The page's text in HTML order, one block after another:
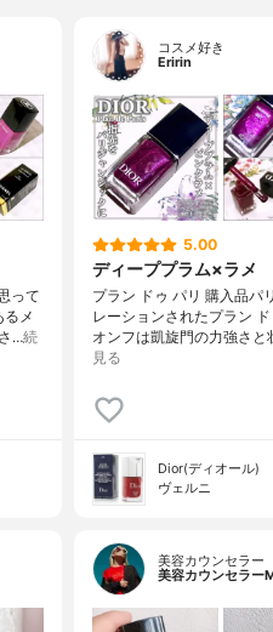
って
メ
…続
コスメ好き
Eririn
5.00
ディーププラム×ラメ
プラン ドゥ パリ 購入品パ
レーションされたプラン
オンフは凱旋門の力強さ
見る
Dior(ディオール)
ヴェルニ
美容カウンセラー
美容カウンセラー